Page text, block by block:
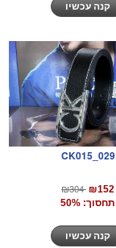
CK015_029
₪304 ₪152
תחסוך: 50%